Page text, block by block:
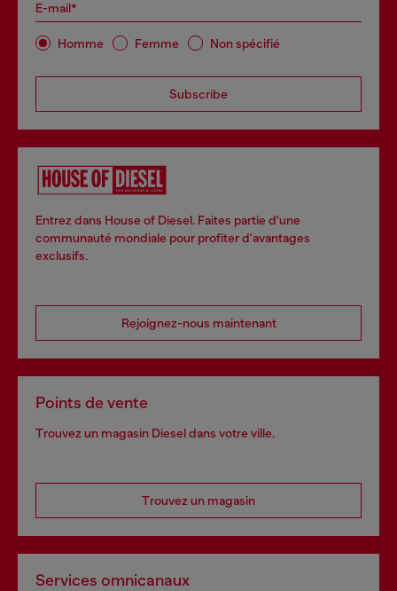
E-mail*
Homme Femme Non spécifié
Subscribe
Entrez dans House of Diesel. Faites partie d'une
communauté mondiale pour profiter d'avantages
exclusifs.
Rejoignez-nous maintenant
Points de vente
Trouvez un magasin Diesel dans votre ville.
Trouvez un magasin
Services omnicanaux